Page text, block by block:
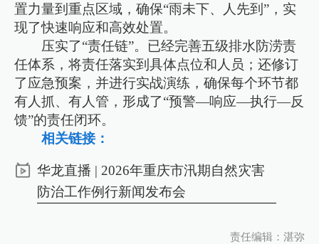
置力量到重点区域，确保“雨未下、人先到”，实
现了快速响应和高效处置。
压实了“责任链”。已经完善五级排水防涝责
任体系，将责任落实到具体点位和人员；还修订
了应急预案，并进行实战演练，确保每个环节都
有人抓、有人管，形成了“预警—响应—执行—反
馈”的责任闭环。
相关链接：
华龙直播 | 2026年重庆市汛期自然灾害
防治工作例行新闻发布会
责任编辑：湛弥